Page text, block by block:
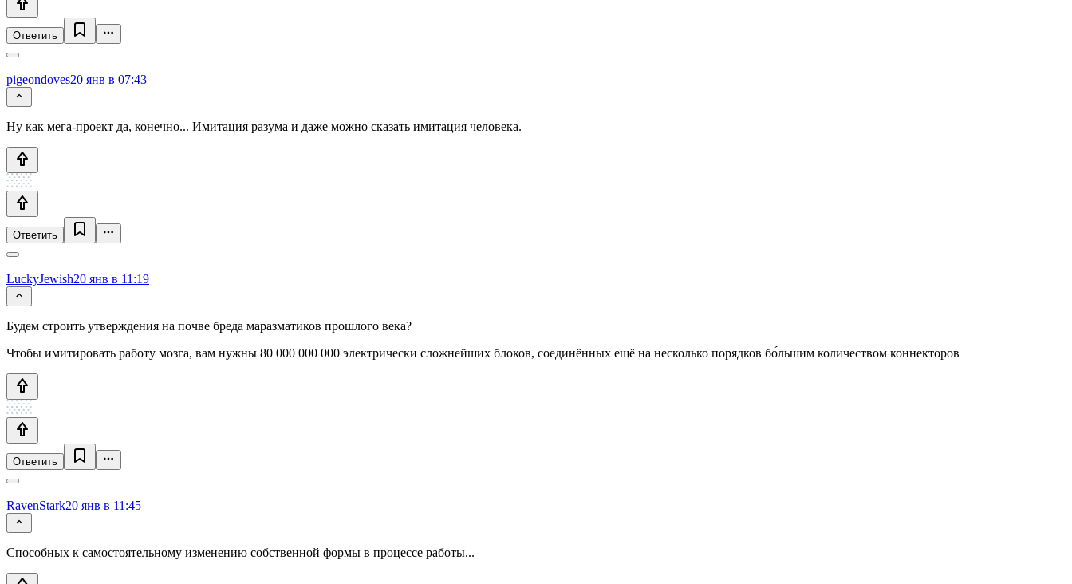
Ответить
pigeondoves20 янв в 07:43
Ну как мега-проект да, конечно... Имитация разума и даже можно сказать имитация человека.
Ответить
LuckyJewish20 янв в 11:19
Будем строить утверждения на почве бреда маразматиков прошлого века?
Чтобы имитировать работу мозга, вам нужны 80 000 000 000 электрически сложнейших блоков, соединённых ещё на несколько порядков бо́льшим количеством коннекторов
Ответить
RavenStark20 янв в 11:45
Способных к самостоятельному изменению собственной формы в процессе работы...